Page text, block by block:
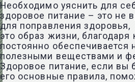
Необходимо уяснить для
здоровое питание – это не
для поправления здоровья,
это образ жизни, благодаря
постоянно
полезными веществами и
Здоровое питание, если вы
его основные правила,